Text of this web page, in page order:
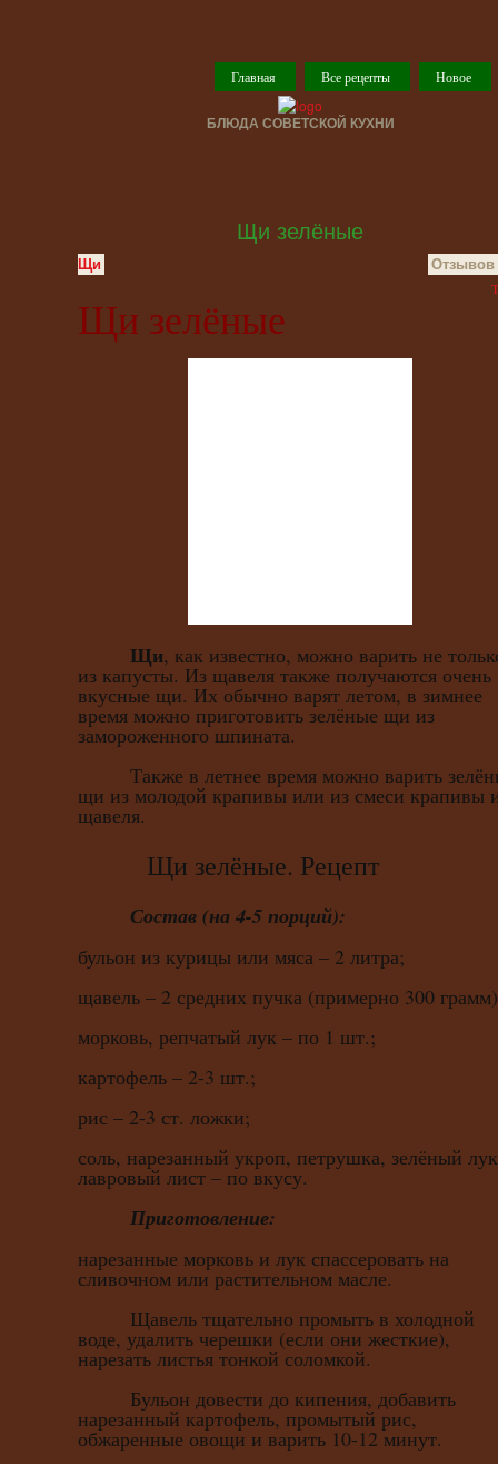
Главная Все рецепты Новое
БЛЮДА СОВЕТСКОЙ КУХНИ
Щи зелёные
Щи Отзывов
Щи зелёные
Щи, как известно, можно варить не
из капусты. Из щавеля также получаются очень
вкусные щи. Их обычно варят летом, в зимнее
время можно приготовить зелёные щи из
замороженного шпината.
Также в летнее время можно варить
щи из молодой крапивы или из смеси крапивы
щавеля.
Щи зелёные. Рецепт
Состав (на 4-5 порций):
бульон из курицы или мяса – 2 литра;
щавель – 2 средних пучка (примерно 300
морковь, репчатый лук – по 1 шт.;
картофель – 2-3 шт.;
рис – 2-3 ст. ложки;
соль, нарезанный укроп, петрушка, зелёный
лавровый лист – по вкусу.
Приготовление:
нарезанные морковь и лук спассеровать на
сливочном или растительном масле.
Щавель тщательно промыть в холодной
воде, удалить черешки (если они жесткие),
нарезать листья тонкой соломкой.
Бульон довести до кипения, добавить
нарезанный картофель, промытый рис,
обжаренные овощи и варить 10-12 минут.